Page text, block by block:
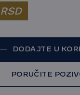
RSD
WEDGWOOD -
DODAJTE U
PORUČITE